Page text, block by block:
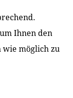
&
Ihnen den
wie möglich zu